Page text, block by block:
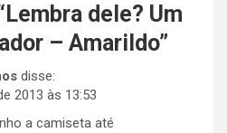
Lembra dele? Um
– Amarildo”
disse:
2013 às 13:53
a camiseta até